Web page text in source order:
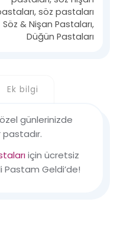
, söz pastaları
Söz & Nişan Pastaları,
Düğün Pastaları
Ek bilgi
özel günlerinizde
için ücretsiz
Geldi’de!